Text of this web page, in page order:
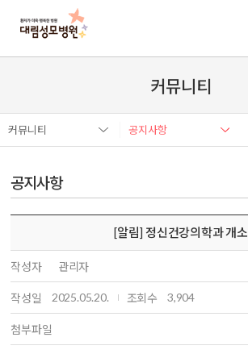
커뮤니티
커뮤니티 공지사항
공지사항
[알림] 정신건강의학과 개소
작성자 관리자
작성일 2025.05.20. 조회수 3,904
첨부파일